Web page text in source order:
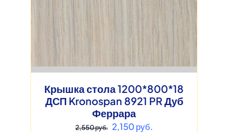
Крышка стола 1200*800*18
ДСП Kronospan 8921 PR Дуб
Феррара
2,550руб. Первоначальная
2,150руб.